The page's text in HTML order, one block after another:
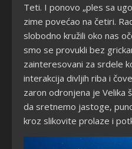
Teti. I ponovo „ples sa
zime povećao na četiri.
slobodno kružili oko nas
smo se provukli bez
zainteresovani za srdele
interakcija divljih riba i
zaron odronjena je Velika
da sretnemo jastoge,
kroz slikovite prolaze i